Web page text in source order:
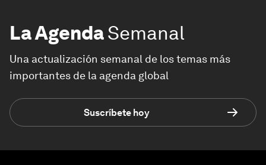
La AgendaSemanal
Una actualización semanal de los temas más
importantes de la agenda global
Suscríbete hoy